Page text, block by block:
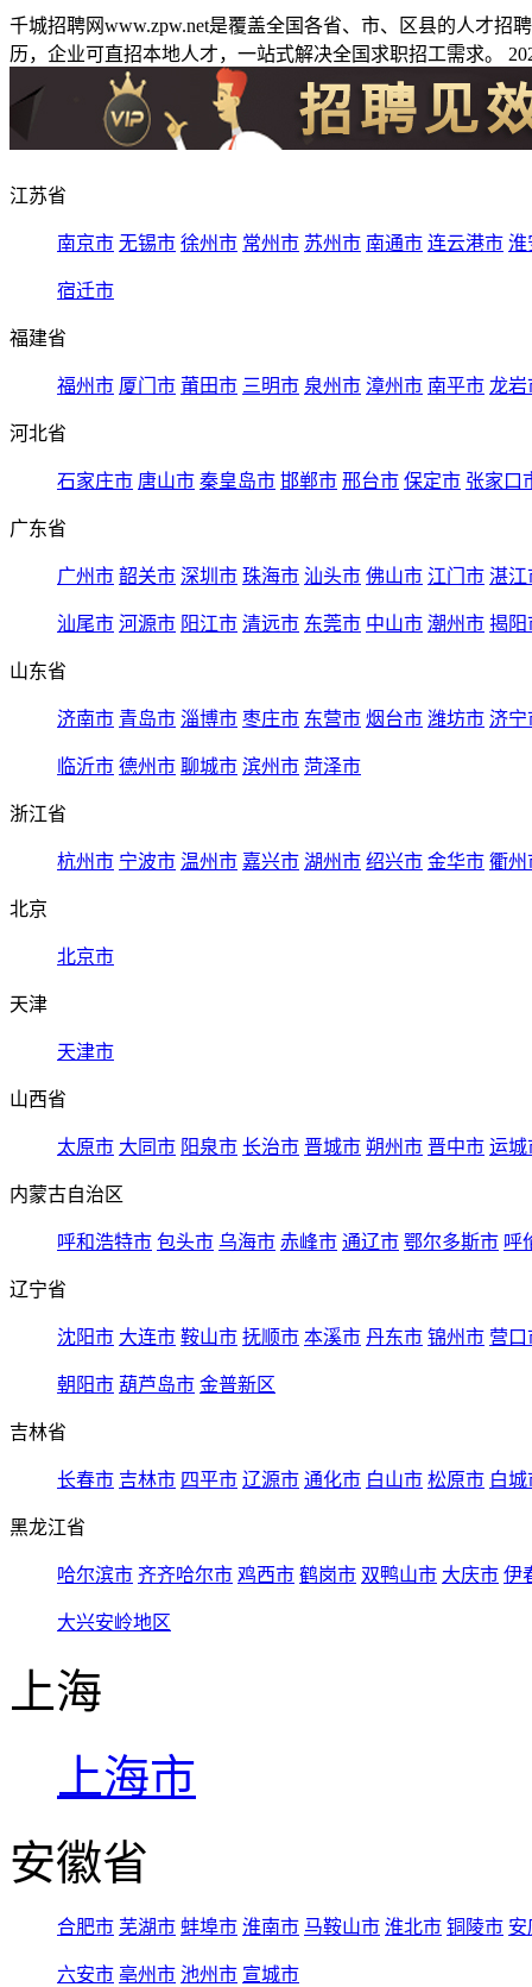
千城招聘网www.zpw.net是覆盖全国各省、市、区县的人才
历，企业可直招本地人才，一站式解决全国求职招工需求。
江苏省
南京市 无锡市 徐州市 常州市 苏州市 南通市 连云港市 淮
宿迁市
福建省
福州市 厦门市 莆田市 三明市 泉州市 漳州市 南平市 龙岩
河北省
石家庄市 唐山市 秦皇岛市 邯郸市 邢台市 保定市 张家口
广东省
广州市 韶关市 深圳市 珠海市 汕头市 佛山市 江门市 湛江
汕尾市 河源市 阳江市 清远市 东莞市 中山市 潮州市 揭阳
山东省
济南市 青岛市 淄博市 枣庄市 东营市 烟台市 潍坊市 济宁
临沂市 德州市 聊城市 滨州市 菏泽市
浙江省
杭州市 宁波市 温州市 嘉兴市 湖州市 绍兴市 金华市 衢州
北京
北京市
天津
天津市
山西省
太原市 大同市 阳泉市 长治市 晋城市 朔州市 晋中市 运城
内蒙古自治区
呼和浩特市 包头市 乌海市 赤峰市 通辽市 鄂尔多斯市 呼
辽宁省
沈阳市 大连市 鞍山市 抚顺市 本溪市 丹东市 锦州市 营口
朝阳市 葫芦岛市 金普新区
吉林省
长春市 吉林市 四平市 辽源市 通化市 白山市 松原市 白城
黑龙江省
哈尔滨市 齐齐哈尔市 鸡西市 鹤岗市 双鸭山市 大庆市 伊
大兴安岭地区
上海
上海市
安徽省
合肥市 芜湖市 蚌埠市 淮南市 马鞍山市 淮北市 铜陵市 安
六安市 亳州市 池州市 宣城市